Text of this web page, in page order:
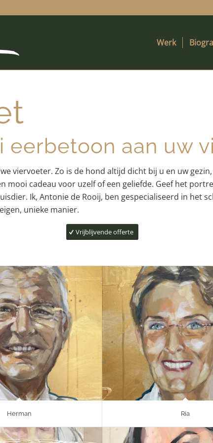
Werk
eerbetoon aan uw
viervoeter. Zo is de hond altijd dicht bij u en uw
mooi cadeau voor uzelf of een geliefde. Geef het
Ik, Antonie de Rooij, ben gespecialiseerd in het
unieke manier.
Vrijblijvende offerte
Herman Ria